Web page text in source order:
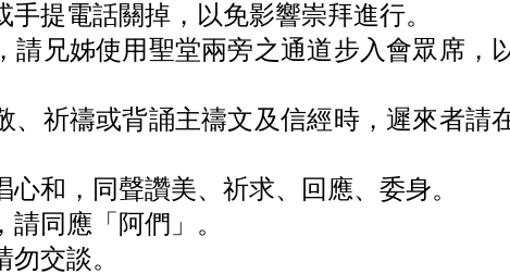
手提電話關掉，以免影響崇拜進行。
請兄姊使用聖堂兩旁之通道步入會眾席，
、祈禱或背誦主禱文及信經時，遲來者請
心和，同聲讚美、祈求、回應、委身。
同應「阿們」。
交談。